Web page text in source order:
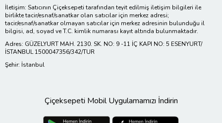
İletişim: Satıcının Çiçeksepeti tarafından teyit edilmiş iletişim bilgileri ile
birlikte tacir/esnaf/sanatkar olan satıcılar için merkez adresi;
tacir/esnaf/sanatkar olmayan satıcılar için merkez adresinin bulunduğu il
bilgisi, ad, soyad ve T.C. kimlik numarası kayıt altında bulunmaktadır.
Adres: GÜZELYURT MAH. 2130. SK. NO: 9 -11 İÇ KAPI NO: 5 ESENYURT/
İSTANBUL 1500047356/342/TUR
Şehir: İstanbul
Çiçeksepeti Mobil Uygulamamızı İndirin